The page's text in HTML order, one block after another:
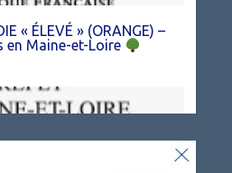
« ÉLEVÉ » (ORANGE) –
en Maine-et-Loire